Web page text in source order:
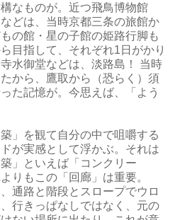
なものが。近つ飛鳥博物館
どは、当時京都三条の旅館か
の館・星の子館の姫路行脚も
目指して、それぞれ1日がかり
水御堂などは、淡路島！ 当時
から、鷹取から（恐らく）須
た記憶が。今思えば、「よう
」を観て自分の中で咀嚼する
が実感として浮かぶ。それは
」といえば「コンクリー
りもこの「回廊」は重要。
通路と階段とスロープでウロ
行きっぱなしではなく、元の